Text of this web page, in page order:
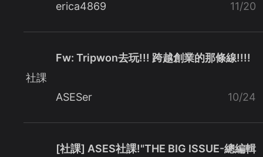
erica4869 11/20
社課
Fw: Tripwon去玩!!! 跨越創業的那條線!!!!
ASESer 10/24
[社課] ASES社課!"THE BIG ISSUE-總編輯